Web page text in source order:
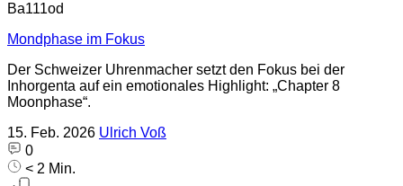
Ba111od
Mondphase im Fokus
Der Schweizer Uhrenmacher setzt den Fokus bei der
Inhorgenta auf ein emotionales Highlight: „Chapter 8
Moonphase“.
15. Feb. 2026 Ulrich Voß
0
< 2 Min.